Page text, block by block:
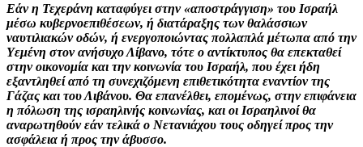
Εάν η Τεχεράνη καταφύγει στην «αποστράγγιση» του Ισραήλ
μέσω κυβερνοεπιθέσεων, ή διατάραξης των θαλάσσιων
ναυτιλιακών οδών, ή ενεργοποιώντας πολλαπλά μέτωπα από την
Υεμένη στον ανήσυχο Λίβανο, τότε ο αντίκτυπος θα επεκταθεί
στην οικονομία και την κοινωνία του Ισραήλ, που έχει ήδη
εξαντληθεί από τη συνεχιζόμενη επιθετικότητα εναντίον της
Γάζας και του Λιβάνου. Θα επανέλθει, επομένως, στην επιφάνεια
η πόλωση της ισραηλινής κοινωνίας, και οι Ισραηλινοί θα
αναρωτηθούν εάν τελικά ο Νετανιάχου τους οδηγεί προς την
ασφάλεια ή προς την άβυσσο.